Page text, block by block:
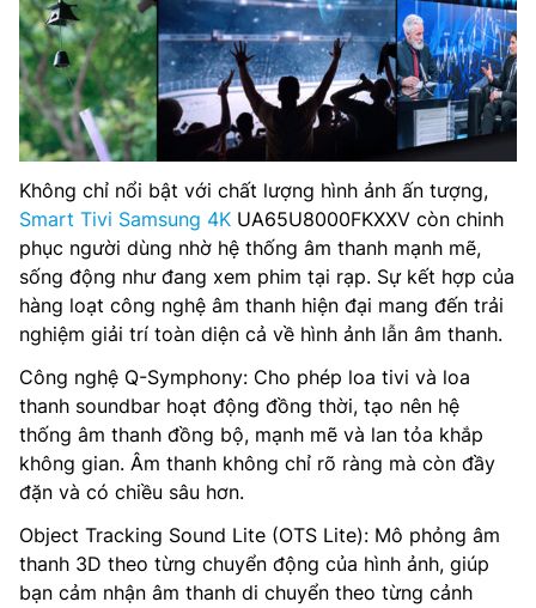
Không chỉ nổi bật với chất lượng hình ảnh ấn tượng,
Smart Tivi Samsung 4K UA65U8000FKXXV còn chinh
phục người dùng nhờ hệ thống âm thanh mạnh mẽ,
sống động như đang xem phim tại rạp. Sự kết hợp của
hàng loạt công nghệ âm thanh hiện đại mang đến trải
nghiệm giải trí toàn diện cả về hình ảnh lẫn âm thanh.
Công nghệ Q-Symphony: Cho phép loa tivi và loa
thanh soundbar hoạt động đồng thời, tạo nên hệ
thống âm thanh đồng bộ, mạnh mẽ và lan tỏa khắp
không gian. Âm thanh không chỉ rõ ràng mà còn đầy
đặn và có chiều sâu hơn.
Object Tracking Sound Lite (OTS Lite): Mô phỏng âm
thanh 3D theo từng chuyển động của hình ảnh, giúp
bạn cảm nhận âm thanh di chuyển theo từng cảnh